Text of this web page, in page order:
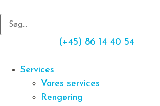
(+45) 86 14 40 54
Services
Vores services
Rengøring